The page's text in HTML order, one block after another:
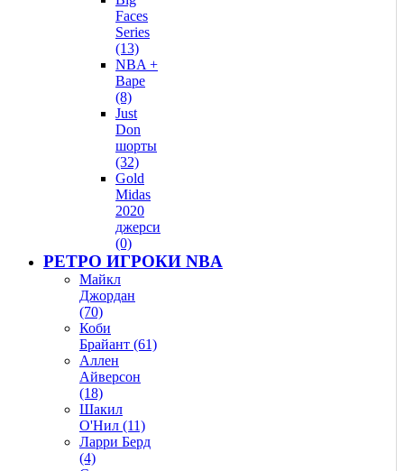
Faces
Series
(13)
NBA +
Bape
(8)
Just
Don
шорты
(32)
Gold
Midas
2020
джерси
(0)
РЕТРО ИГРОКИ NBA
Майкл
Джордан
(70)
Коби
Брайант (61)
Аллен
Айверсон
(18)
Шакил
О'Нил (11)
Ларри Берд
(4)